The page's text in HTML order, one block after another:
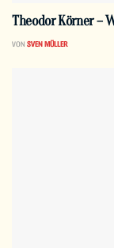
Theodor Körner –
VON SVEN MÜLLER